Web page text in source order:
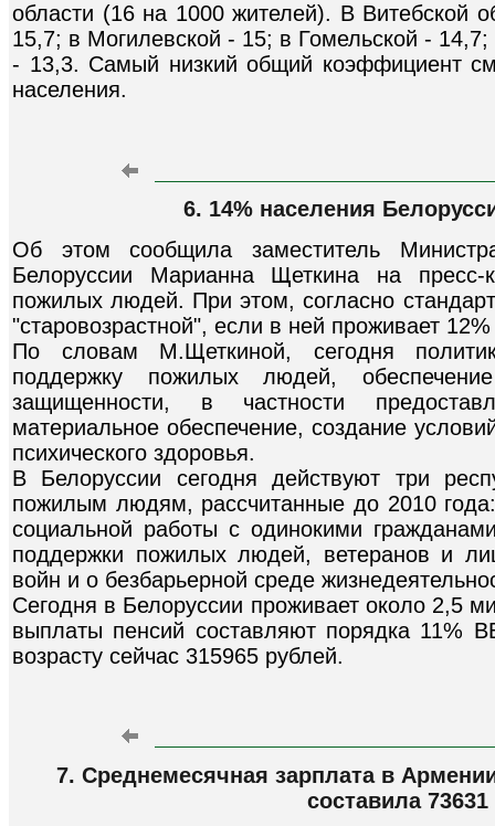
области (16 на 1000 жителей). В Витебской
15,7; в Могилевской - 15; в Гомельской -
- 13,3. Самый низкий общий коэффициент
населения.
6. 14% населения
Об этом сообщила заместитель
Белоруссии Марианна Щеткина на
пожилых людей. При этом, согласно
"старовозрастной", если в ней проживает
По словам М.Щеткиной, сегодня
поддержку пожилых людей,
защищенности, в частности
материальное обеспечение, создание
психического здоровья.
В Белоруссии сегодня действуют три
пожилым людям, рассчитанные до 2010
социальной работы с одинокими
поддержки пожилых людей, ветеранов и
войн и о безбарьерной среде
Сегодня в Белоруссии проживает около 2,5
выплаты пенсий составляют порядка 11%
возрасту сейчас 315965 рублей.
7. Среднемесячная зарплата в
составила